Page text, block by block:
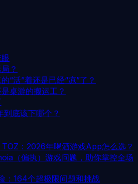
？
“活”着还是已经“凉”了？
桌游的搬运工？
底该下哪个？
：2026年喝酒游戏App怎么选？
（偏执）游戏问题，助你掌控全场
：164个超极限问题和挑战